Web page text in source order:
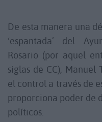
De esta manera una
‘espantada’ del
Rosario (por aquel
siglas de CC),
el control a través de
proporciona poder de
políticos.